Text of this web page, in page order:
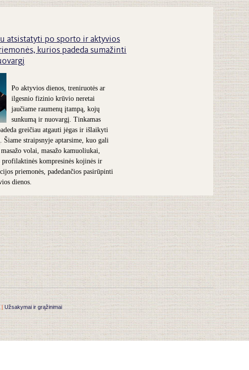
atsistatyti po sporto ir aktyvios
kurios padeda sumažinti
Po aktyvios dienos, treniruotės ar
ilgesnio fizinio krūvio neretai
jaučiame raumenų įtampą, kojų
sunkumą ir nuovargį. Tinkamas
greičiau atgauti jėgas ir išlaikyti
Šiame straipsnyje aptarsime, kuo gali
volai, masažo kamuoliukai,
profilaktinės kompresinės kojinės ir
priemonės, padedančios pasirūpinti
dienos.
|Užsakymai ir grąžinimai